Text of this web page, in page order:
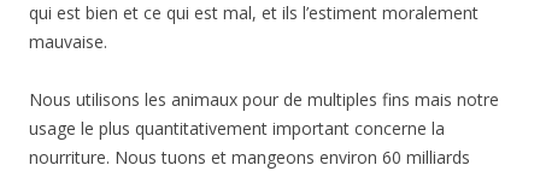
qui est bien et ce qui est mal, et ils l’estiment moralement
mauvaise.
Nous utilisons les animaux pour de multiples fins mais notre
usage le plus quantitativement important concerne la
nourriture. Nous tuons et mangeons environ 60 milliards